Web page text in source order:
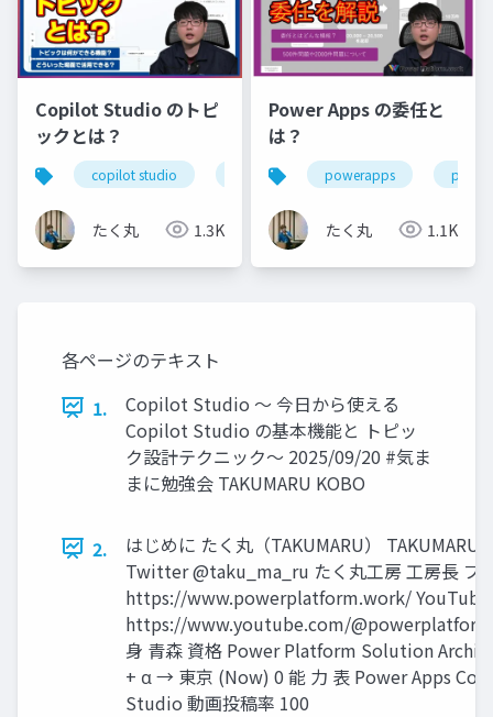
Copilot Studio のトピ
ックとは？
copilot studio copilot ai 生成ai
たく丸 1.3K
Power Apps の委任と
は？
powerapps
たく丸 1.1K
各ページのテキスト
1.
Copilot Studio ～ 今日から使える
Copilot Studio の基本機能と トピッ
ク設計テクニック～ 2025/09/20 #気ま
まに勉強会 TAKUMARU KOBO
2.
はじめに たく丸（TAKUMARU） TAKUMARU
Twitter @taku_ma_ru たく丸工房 工房長 ブ
https://www.powerplatform.work/ YouTube
https://www.youtube.com/
身 青森 資格 Power Platform Solution
+ α → 東京 (Now) 0 能 力 表 Power Apps
Studio 動画投稿率 100